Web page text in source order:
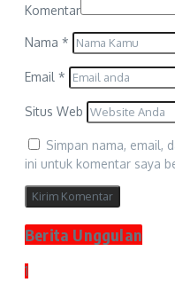
Komentar
Nama *
Email *
Situs Web
Simpan nama, email,
ini untuk komentar saya
Berita Unggulan
1